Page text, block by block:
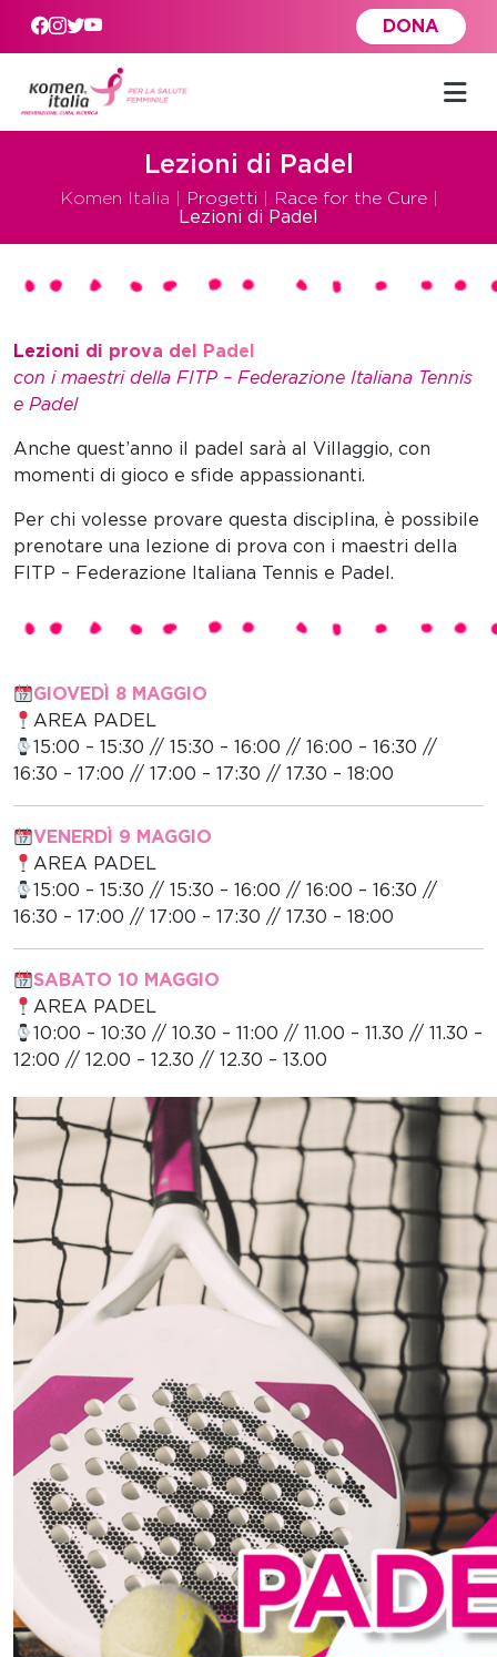
Skip to main content
DONA
Lezioni di Padel
Komen Italia Progetti Race for the Cure
Lezioni di Padel
Lezioni di prova del Padel
con i maestri della FITP – Federazione Italiana Tennis
e Padel
Anche quest’anno il padel sarà al Villaggio, con
momenti di gioco e sfide appassionanti.
Per chi volesse provare questa disciplina, è possibile
prenotare una lezione di prova con i maestri della
FITP – Federazione Italiana Tennis e Padel.
GIOVEDÌ 8 MAGGIO
AREA PADEL
15:00 – 15:30 // 15:30 – 16:00 // 16:00 – 16:30 //
16:30 – 17:00 // 17:00 – 17:30 // 17.30 – 18:00
VENERDÌ 9 MAGGIO
AREA PADEL
15:00 – 15:30 // 15:30 – 16:00 // 16:00 – 16:30 //
16:30 – 17:00 // 17:00 – 17:30 // 17.30 – 18:00
SABATO 10 MAGGIO
AREA PADEL
10:00 – 10:30 // 10.30 – 11:00 // 11.00 – 11.30 // 11.30 –
12:00 // 12.00 – 12.30 // 12.30 – 13.00